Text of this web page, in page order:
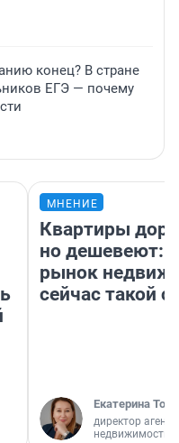
конец? В стране
ЕГЭ — почему
МНЕНИЕ
Квартиры
но дешевеют:
рынок
сейчас такой
Екатерина
директор
недвижимости